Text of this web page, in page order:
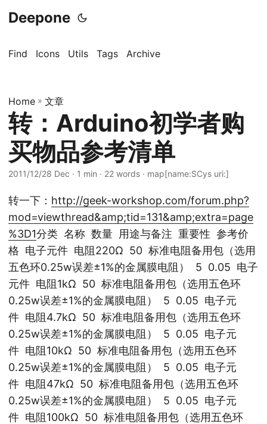
Deepone
Find Icons Utils Tags Archive
Home » 文章
转：Arduino初学者购
买物品参考清单
2011/12/28 Dec · 1 min · 22 words · map[name:SCys uri:]
转一下： http://geek-workshop.com/forum.php?
mod=viewthread&amp;tid=131&amp;extra=page
%3D1分类 名称 数量 用途与备注 重要性 参考价
格 电子元件 电阻220Ω 50 标准电阻备用包（选用
五色环0.25w误差±1%的金属膜电阻） 5 0.05 电子
元件 电阻1kΩ 50 标准电阻备用包（选用五色环
0.25w误差±1%的金属膜电阻） 5 0.05 电子元
件 电阻4.7kΩ 50 标准电阻备用包（选用五色环
0.25w误差±1%的金属膜电阻） 5 0.05 电子元
件 电阻10kΩ 50 标准电阻备用包（选用五色环
0.25w误差±1%的金属膜电阻） 5 0.05 电子元
件 电阻47kΩ 50 标准电阻备用包（选用五色环
0.25w误差±1%的金属膜电阻） 5 0.05 电子元
件 电阻100kΩ 50 标准电阻备用包（选用五色环